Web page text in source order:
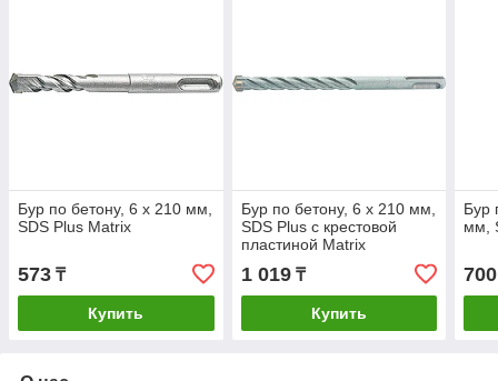
Бур по бетону, 6 x 210 мм,
SDS Plus Matrix
573 ₸
Купить
Бур по бетону, 6 x 210 мм,
SDS Plus c крестовой
пластиной Matrix
1 019₸
Купить
Бур
мм,
700